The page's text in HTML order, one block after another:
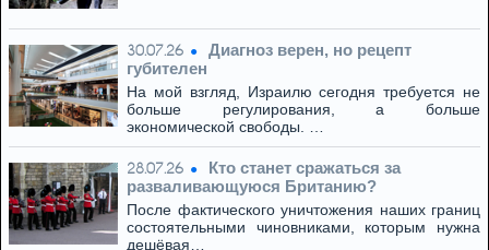
30.07.26
Диагноз верен, но рецепт
губителен
На мой взгляд, Израилю сегодня требуется не
больше регулирования, а больше
экономической свободы. …
28.07.26
Кто станет сражаться за
разваливающуюся Британию?
После фактического уничтожения наших границ
состоятельными чиновниками, которым нужна
дешёвая…